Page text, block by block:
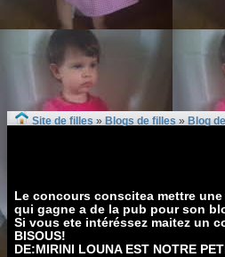
Site de filles » Blogs de filles » Blog
Le concours conscitea mettre
qui gagne a de la pub pour son
Si vous ete intéréssez maitez un
BISOUS!
DE:MIRINI LOUNA EST NOTRE